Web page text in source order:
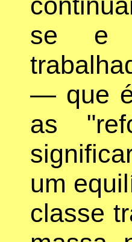
se e
— que é
as
um
classe